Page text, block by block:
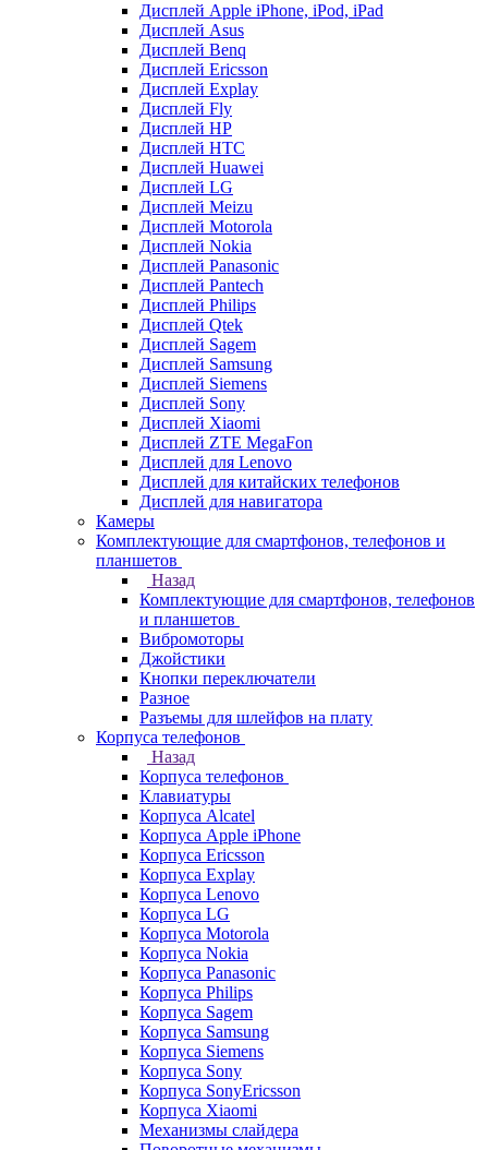
Дисплей Apple iPhone, iPod, iPad
Дисплей Asus
Дисплей Benq
Дисплей Ericsson
Дисплей Explay
Дисплей Fly
Дисплей HP
Дисплей HTC
Дисплей Huawei
Дисплей LG
Дисплей Meizu
Дисплей Motorola
Дисплей Nokia
Дисплей Panasonic
Дисплей Pantech
Дисплей Philips
Дисплей Qtek
Дисплей Sagem
Дисплей Samsung
Дисплей Siemens
Дисплей Sony
Дисплей Xiaomi
Дисплей ZTE MegaFon
Дисплей для Lenovo
Дисплей для китайских телефонов
Дисплей для навигатора
Камеры
Комплектующие для смартфонов, телефонов и
планшетов
Назад
Комплектующие для смартфонов, телефонов
и планшетов
Вибромоторы
Джойстики
Кнопки переключатели
Разное
Разъемы для шлейфов на плату
Корпуса телефонов
Назад
Корпуса телефонов
Клавиатуры
Корпуса Alcatel
Корпуса Apple iPhone
Корпуса Ericsson
Корпуса Explay
Корпуса Lenovo
Корпуса LG
Корпуса Motorola
Корпуса Nokia
Корпуса Panasonic
Корпуса Philips
Корпуса Sagem
Корпуса Samsung
Корпуса Siemens
Корпуса Sony
Корпуса SonyEricsson
Корпуса Xiaomi
Механизмы слайдера